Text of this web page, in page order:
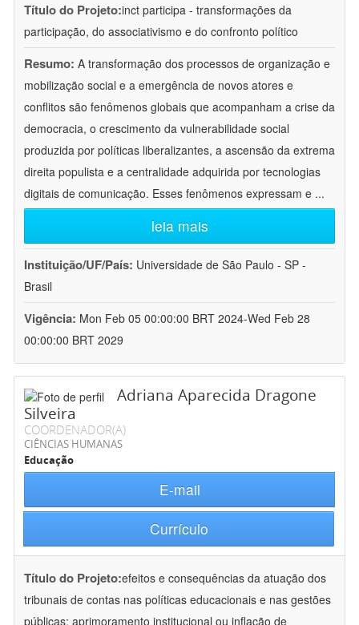
Título do Projeto:inct participa - transformações da
participação, do associativismo e do confronto político
Resumo: A transformação dos processos de organização e
mobilização social e a emergência de novos atores e
conflitos são fenômenos globais que acompanham a crise da
democracia, o crescimento da vulnerabilidade social
produzida por políticas liberalizantes, a ascensão da extrema
direita populista e a centralidade adquirida por tecnologias
digitais de comunicação. Esses fenômenos expressam e ...
leia mais
Instituição/UF/País: Universidade de São Paulo - SP -
Brasil
Vigência: Mon Feb 05 00:00:00 BRT 2024-Wed Feb 28
00:00:00 BRT 2029
Adriana Aparecida Dragone
Silveira
COORDENADOR(A)
CIÊNCIAS HUMANAS
Educação
E-mail
Currículo
Título do Projeto:efeitos e consequências da atuação dos
tribunais de contas nas políticas educacionais e nas gestões
públicas: aprimoramento institucional ou inflação de